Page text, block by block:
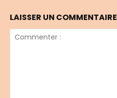
LAISSER UN COMMENTAIRE